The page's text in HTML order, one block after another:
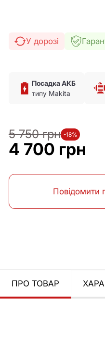
У дорозі
Посадка АКБ
типу Makita
5 750 грн -18%
4 700 грн
Повідомити
ПРО ТОВАР